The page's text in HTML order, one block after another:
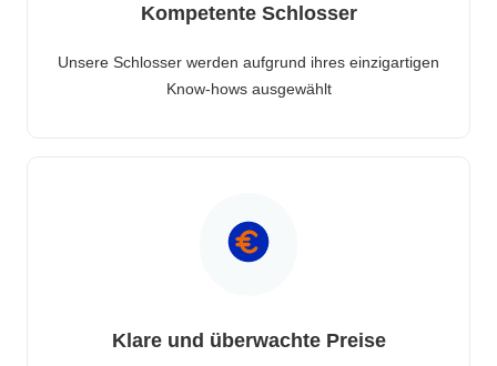
Kompetente Schlosser
Unsere Schlosser werden aufgrund ihres einzigartigen
Know-hows ausgewählt
Klare und überwachte Preise